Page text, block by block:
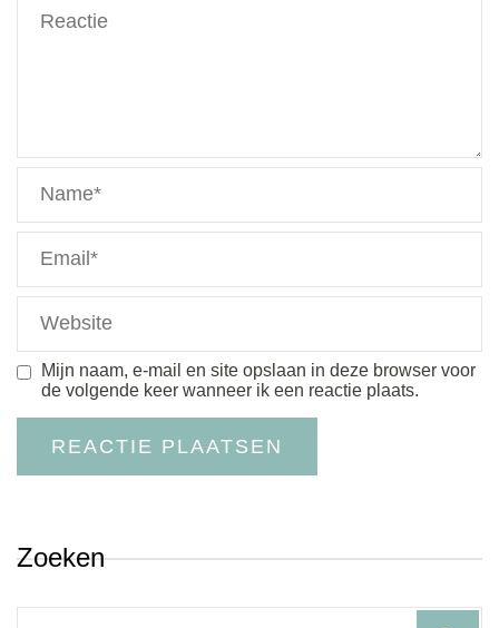
Mijn naam, e-mail en site opslaan in deze browser voor
de volgende keer wanneer ik een reactie plaats.
Zoeken